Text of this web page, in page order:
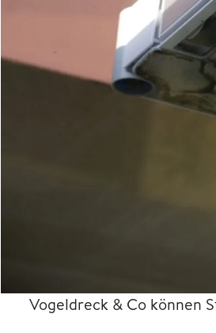
Vogeldreck & Co können